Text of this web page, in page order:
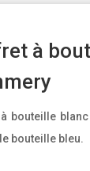
à
bouteille
bouteille bleu.